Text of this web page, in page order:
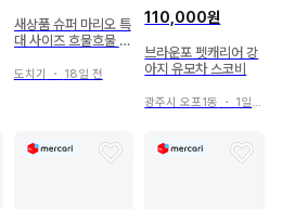
새상품 슈퍼 마리오 특
대 사이즈 흐물흐물 봉
도치기 ・ 18일 전
110,000원
브라운포 펫캐리어 강
아지 유모차 스코비
광주시 오포1동 ・ 1일 전